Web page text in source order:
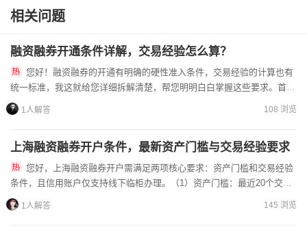
相关问题
融资融券开通条件详解，交易经验怎么算？
统一标准，我这就给您详细拆解清楚，帮您明明白白掌握这些要求。首先
要提醒您，融资融券是带杠杆的交易方式，会放大盈利也会放大亏损...
1人解答 108 浏览
上海融资融券开户条件，最新资产门槛与交易经验要求
条件，且信用账户仅支持线下临柜办理。（1）资产门槛：最近20个交易
日的日均证券类资产不低于50万元，涵盖账户内股票、基金、现...
1人解答 145 浏览